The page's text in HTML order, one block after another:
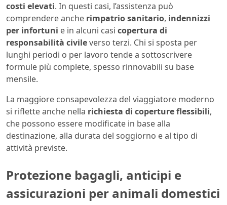
costi elevati. In questi casi, l’assistenza può
comprendere anche rimpatrio sanitario, indennizzi
per infortuni e in alcuni casi copertura di
responsabilità civileverso terzi. Chi si sposta per
lunghi periodi o per lavoro tende a sottoscrivere
formule più complete, spesso rinnovabili su base
mensile.
La maggiore consapevolezza del viaggiatore moderno
si riflette anche nella richiesta di coperture flessibili,
che possono essere modificate in base alla
destinazione, alla durata del soggiorno e al tipo di
attività previste.
Protezione bagagli, anticipi e
assicurazioni per animali domestici